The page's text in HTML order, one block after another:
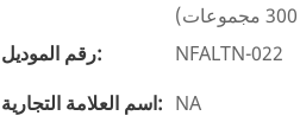
رقم الموديل:
NFALTN-022
اسم العلامة التجارية: NA